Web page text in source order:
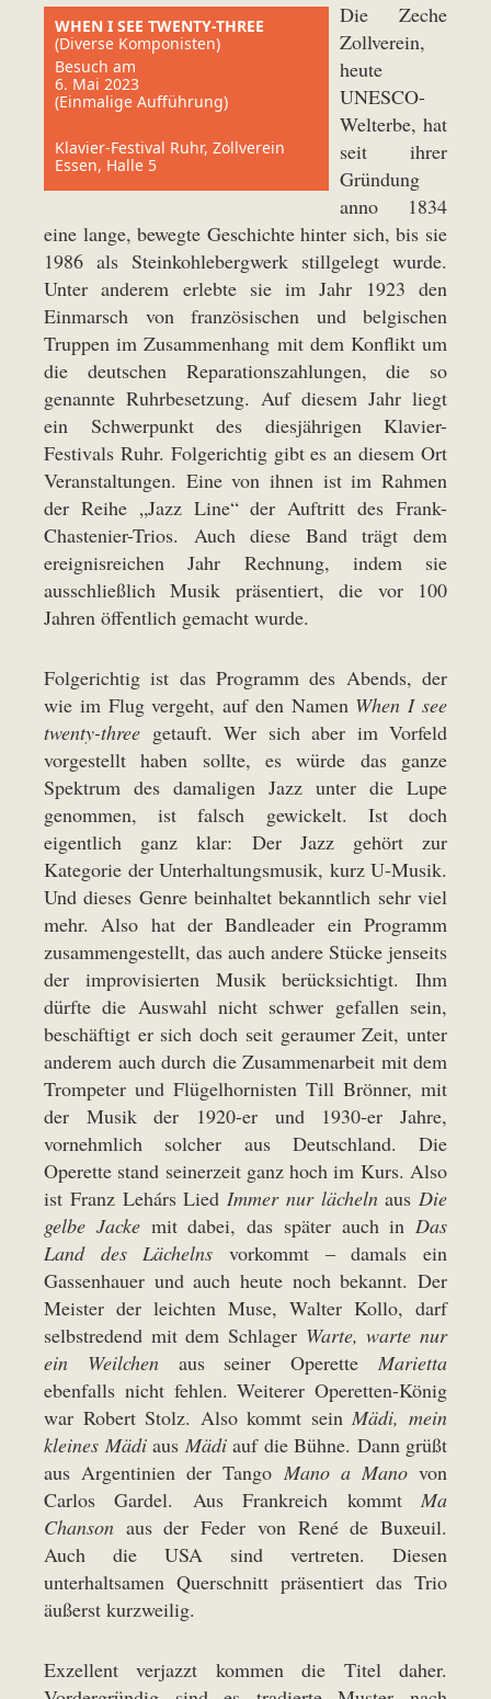
WHEN I SEE TWENTY-THREE
(Diverse Komponisten)
Besuch am
6. Mai 2023
(Einmalige Aufführung)
Klavier-Festival Ruhr, Zollverein
Essen, Halle 5
Die Zeche
Zollverein,
heute
UNESCO-
Welterbe, hat
seit ihrer
Gründung
anno 1834
eine lange, bewegte Geschichte hinter sich, bis sie
1986 als Steinkohlebergwerk stillgelegt wurde.
Unter anderem erlebte sie im Jahr 1923 den
Einmarsch von französischen und belgischen
Truppen im Zusammenhang mit dem Konflikt um
die deutschen Reparationszahlungen, die so
genannte Ruhrbesetzung. Auf diesem Jahr liegt
ein Schwerpunkt des diesjährigen Klavier-
Festivals Ruhr. Folgerichtig gibt es an diesem Ort
Veranstaltungen. Eine von ihnen ist im Rahmen
der Reihe „Jazz Line“ der Auftritt des Frank-
Chastenier-Trios. Auch diese Band trägt dem
ereignisreichen Jahr Rechnung, indem sie
ausschließlich Musik präsentiert, die vor 100
Jahren öffentlich gemacht wurde.
Folgerichtig ist das Programm des Abends, der
wie im Flug vergeht, auf den Namen When I see
twenty-three getauft. Wer sich aber im Vorfeld
vorgestellt haben sollte, es würde das ganze
Spektrum des damaligen Jazz unter die Lupe
genommen, ist falsch gewickelt. Ist doch
eigentlich ganz klar: Der Jazz gehört zur
Kategorie der Unterhaltungsmusik, kurz U-Musik.
Und dieses Genre beinhaltet bekanntlich sehr viel
mehr. Also hat der Bandleader ein Programm
zusammengestellt, das auch andere Stücke jenseits
der improvisierten Musik berücksichtigt. Ihm
dürfte die Auswahl nicht schwer gefallen sein,
beschäftigt er sich doch seit geraumer Zeit, unter
anderem auch durch die Zusammenarbeit mit dem
Trompeter und Flügelhornisten Till Brönner, mit
der Musik der 1920-er und 1930-er Jahre,
vornehmlich solcher aus Deutschland. Die
Operette stand seinerzeit ganz hoch im Kurs. Also
ist Franz Lehárs Lied Immer nur lächelnaus Die
gelbe Jackemit dabei, das später auch in Das
Land des Lächelns vorkommt – damals ein
Gassenhauer und auch heute noch bekannt. Der
Meister der leichten Muse, Walter Kollo, darf
selbstredend mit dem Schlager Warte, warte nur
ein Weilchenaus seiner OperetteMarietta
ebenfalls nicht fehlen. Weiterer Operetten-König
war Robert Stolz. Also kommt seinMädi, mein
kleines Mädiaus Mädiauf die Bühne. Dann grüßt
aus Argentinien der Tango Mano a Manovon
Carlos Gardel. Aus Frankreich kommt Ma
Chanson aus der Feder von René de Buxeuil.
Auch die USA sind vertreten. Diesen
unterhaltsamen Querschnitt präsentiert das Trio
äußerst kurzweilig.
Exzellent verjazzt kommen die Titel daher.